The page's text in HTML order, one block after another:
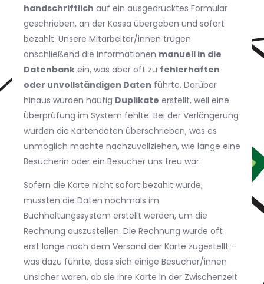
handschriftlich auf ein ausgedrucktes Formular
geschrieben, an der Kassa übergeben und sofort
bezahlt. Unsere Mitarbeiter/innen trugen
anschließend die Informationen manuell in die
Datenbank ein, was aber oft zu fehlerhaften
oder unvollständigen Daten führte. Darüber
hinaus wurden häufig Duplikate erstellt, weil eine
Überprüfung im System fehlte. Bei der Verlängerung
wurden die Kartendaten überschrieben, was es
unmöglich machte nachzuvollziehen, wie lange eine
Besucherin oder ein Besucher uns treu war.
Sofern die Karte nicht sofort bezahlt wurde,
mussten die Daten nochmals im
Buchhaltungssystem erstellt werden, um die
Rechnung auszustellen. Die Rechnung wurde oft
erst lange nach dem Versand der Karte zugestellt –
was dazu führte, dass sich einige Besucher/innen
unsicher waren, ob sie ihre Karte in der Zwischenzeit